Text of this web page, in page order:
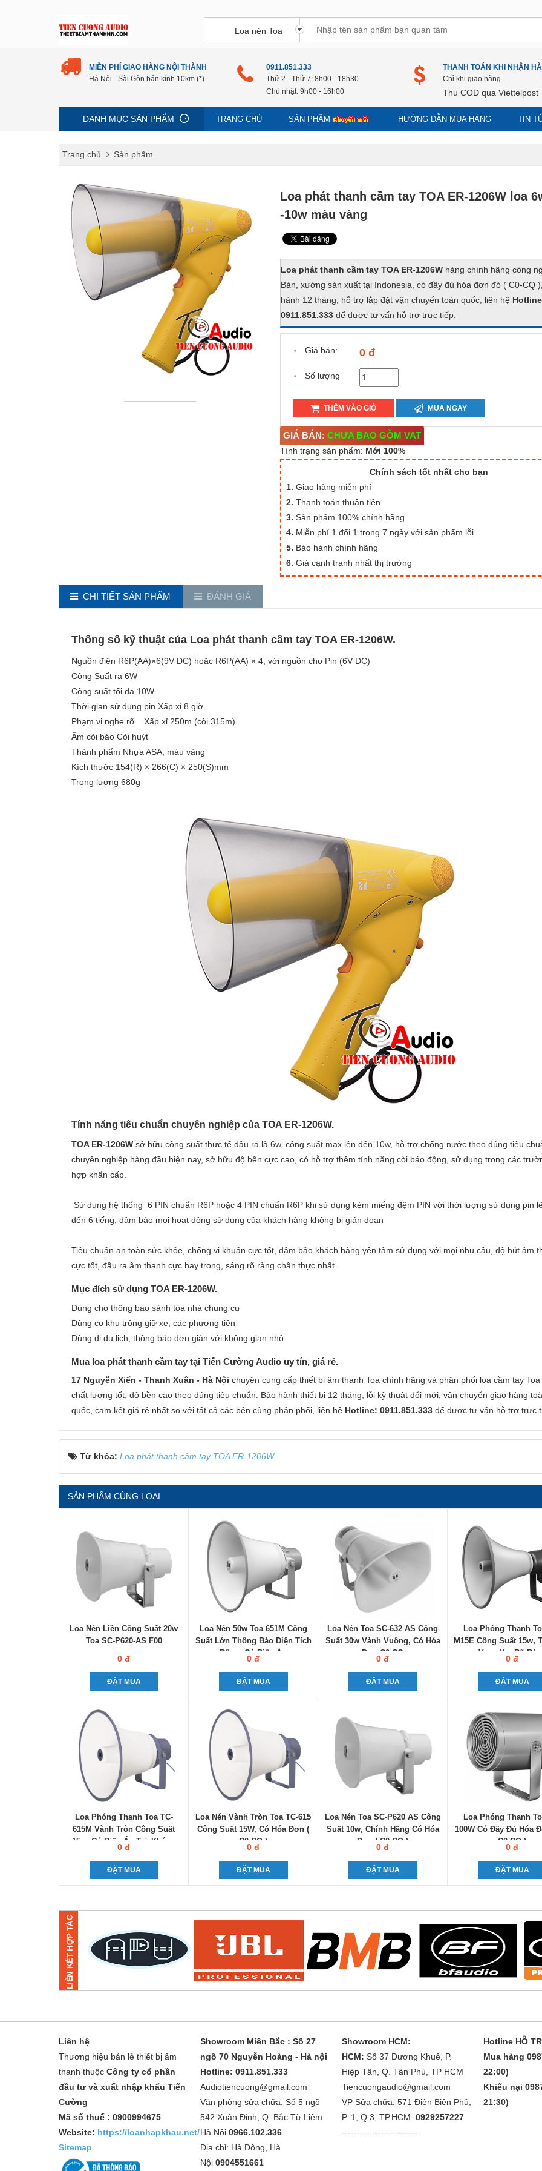
MIỄN PHÍ GIAO HÀNG NỘI THÀNH
Hà Nội - Sài Gòn bán kính 10km (*)
0911.851.333
Thứ 2 - Thứ 7: 8h00 - 18h30
Chủ nhật: 9h00 - 16h00
THANH TOÁN KHI NHẬN
Chỉ khi giao hàng
Thu COD qua Viettelpost
DANH MỤC SẢN PHẨM TRANG CHỦ SẢN PHẨM HƯỚNG DẪN MUA HÀNG TIN
Trang chủ Sản phẩm
Loa phát thanh cầm tay TOA ER-1206W loa
-10w màu vàng
Loa phát thanh cầm tay TOA ER-1206Whàng chính hãng công
Bản, xưởng sản xuất tại Indonesia, có đầy đủ hóa đơn đỏ ( C0-CQ
hành 12 tháng, hỗ trợ lắp đặt vận chuyển toàn quốc, liên hệ
0911.851.333để được tư vấn hỗ trợ trực tiếp.
Giá bán: 0 đ
Số lượng
THÊM VÀO GIỎ MUA NGAY
GIÁ BÁN: CHƯA BAO GỒM VAT
Tình trạng sản phẩm: Mới 100%
Chính sách tốt nhất cho bạn
1. Giao hàng miễn phí
2. Thanh toán thuận tiện
3. Sản phẩm 100% chính hãng
4. Miễn phí 1 đổi 1 trong 7 ngày với sản phẩm lỗi
5. Bảo hành chính hãng
6. Giá cạnh tranh nhất thị trường
CHI TIẾT SẢN PHẨM ĐÁNH GIÁ
Thông số kỹ thuật của Loa phát thanh cầm tay TOA ER-1206W.
Nguồn điện R6P(AA)×6(9V DC) hoặc R6P(AA) × 4, với nguồn cho Pin (6V DC)
Công Suất ra 6W
Công suất tối đa 10W
Thời gian sử dụng pin Xấp xỉ 8 giờ
Phạm vi nghe rõ Xấp xỉ 250m (còi 315m).
Âm còi báo Còi huýt
Thành phẩm Nhựa ASA, màu vàng
Kích thước 154(R) × 266(C) × 250(S)mm
Trọng lượng 680g
Tính năng tiêu chuẩn chuyên nghiệp của TOA ER-1206W.
TOA ER-1206W sở hữu công suất thực tế đầu ra là 6w, công suất max lên đến 10w, hỗ trợ chống nước theo đúng tiêu
chuyên nghiệp hàng đầu hiện nay, sở hữu độ bền cực cao, có hỗ trợ thêm tính năng còi báo động, sử dụng trong các
hợp khẩn cấp.
Sử dụng hệ thống 6 PIN chuẩn R6P hoặc 4 PIN chuẩn R6P khi sử dụng kèm miếng đệm PIN với thời lượng sử dụng pin
đến 6 tiếng, đảm bảo mọi hoạt động sử dụng của khách hàng không bị gián đoạn
Tiêu chuẩn an toàn sức khỏe, chống vi khuẩn cực tốt, đảm bảo khách hàng yên tâm sử dụng với mọi nhu cầu, độ hút âm
cực tốt, đầu ra âm thanh cực hay trong, sáng rõ ràng chân thực nhất.
Mục đích sử dụng TOA ER-1206W.
Dùng cho thông báo sảnh tòa nhà chung cư
Dùng co khu trông giữ xe, các phương tiện
Dùng đi du lịch, thông báo đơn giản với không gian nhỏ
Mua loa phát thanh cầm tay tại Tiến Cường Audio uy tín, giá rẻ.
17 Nguyễn Xiển - Thanh Xuân - Hà Nội chuyên cung cấp thiết bị âm thanh Toa chính hãng và phân phối loa cầm tay
chất lượng tốt, độ bền cao theo đúng tiêu chuẩn. Bảo hành thiết bị 12 tháng, lỗi kỹ thuật đổi mới, vận chuyển giao hàng
quốc, cam kết giá rẻ nhất so với tất cả các bên cùng phân phối, liên hệ Hotline: 0911.851.333 để được tư vấn hỗ trợ trực
Từ khóa: Loa phát thanh cầm tay TOA ER-1206W
SẢN PHẨM CÙNG LOẠI
Loa Nén Liền Công Suất 20w
Toa SC-P620-AS F00
0 đ
ĐẶT MUA
Loa Nén 50w Toa 651M Công
Suất Lớn Thông Báo Diện Tích
Rộng, Có Biến Áp
0 đ
ĐẶT MUA
Loa Nén Toa SC-632 AS Công
Suất 30w Vành Vuông, Có Hóa
Đơn C0-CQ
0 đ
ĐẶT MUA
Loa Phóng Thanh
M15E Công Suất 15w,
Vang Xa, Rõ Ràng
0 đ
ĐẶT MUA
Loa Phóng Thanh Toa TC-
615M Vành Tròn Công Suất
15w, Có Biến Áp Trở Kháng
0 đ
ĐẶT MUA
Loa Nén Vành Tròn Toa TC-615
Công Suất 15W, Có Hóa Đơn (
C0-CQ )
0 đ
ĐẶT MUA
Loa Nén Toa SC-P620 AS Công
Suất 10w, Chính Hãng Có Hóa
Đơn ( C0-CQ )
0 đ
ĐẶT MUA
Loa Phóng Thanh
100W Có Đầy Đủ Hóa
C0-CQ )
0 đ
ĐẶT MUA
Liên hệ
Thương hiệu bán lẻ thiết bị âm
thanh thuộc Công ty cổ phần
đầu tư và xuất nhập khẩu Tiến
Cường
Mã số thuế : 0900994675
Website: https://loanhapkhau.net/
Sitemap
Showroom Miền Bắc : Số 27
ngõ 70 Nguyễn Hoàng - Hà nội
Hotline: 0911.851.333
Audiotiencuong@gmail.com
Văn phòng sửa chữa: Số 5 ngõ
542 Xuân Đỉnh, Q. Bắc Từ Liêm
Hà Nội 0966.102.336
Địa chỉ: Hà Đông, Hà
Nội 0904551661
Showroom HCM:
HCM: Số 37 Dương Khuê, P.
Hiệp Tân, Q. Tân Phú, TP HCM
Tiencuongaudio@gmail.com
VP Sửa chữa: 571 Điện Biên Phủ,
P. 1, Q.3, TP.HCM 0929257227
-------------------------
Hotline HỖ
Mua hàng
22:00)
Khiếu nại
21:30)